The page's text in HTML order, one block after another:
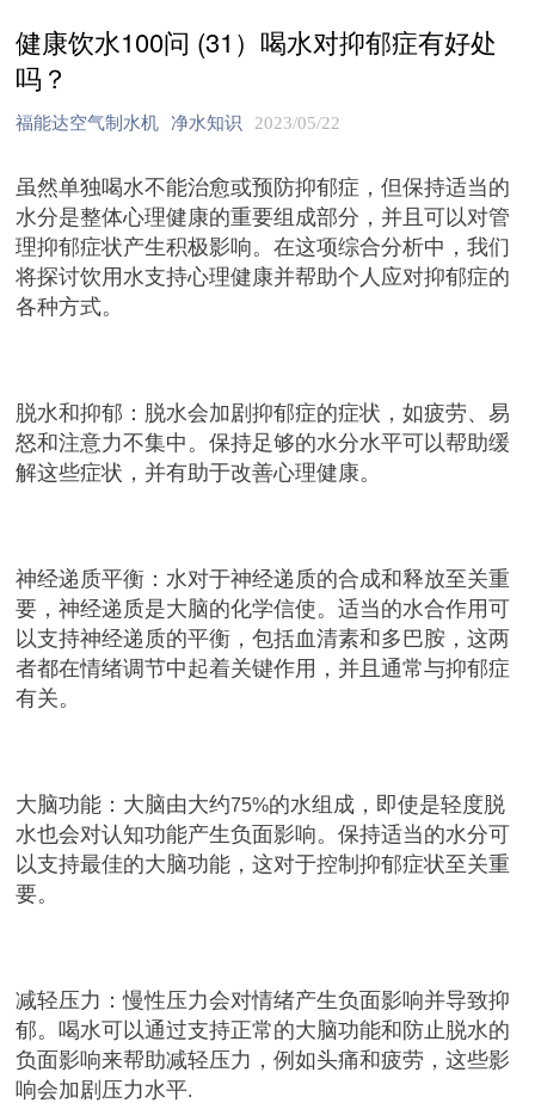
健康饮水100问 (31）喝水对抑郁症有好处
吗？
福能达空气制水机 净水知识 2023/05/22
虽然单独喝水不能治愈或预防抑郁症，但保持适当的
水分是整体心理健康的重要组成部分，并且可以对管
理抑郁症状产生积极影响。在这项综合分析中，我们
将探讨饮用水支持心理健康并帮助个人应对抑郁症的
各种方式。
脱水和抑郁：脱水会加剧抑郁症的症状，如疲劳、易
怒和注意力不集中。保持足够的水分水平可以帮助缓
解这些症状，并有助于改善心理健康。
神经递质平衡：水对于神经递质的合成和释放至关重
要，神经递质是大脑的化学信使。适当的水合作用可
以支持神经递质的平衡，包括血清素和多巴胺，这两
者都在情绪调节中起着关键作用，并且通常与抑郁症
有关。
大脑功能：大脑由大约75%的水组成，即使是轻度脱
水也会对认知功能产生负面影响。保持适当的水分可
以支持最佳的大脑功能，这对于控制抑郁症状至关重
要。
减轻压力：慢性压力会对情绪产生负面影响并导致抑
郁。喝水可以通过支持正常的大脑功能和防止脱水的
负面影响来帮助减轻压力，例如头痛和疲劳，这些影
响会加剧压力水平.